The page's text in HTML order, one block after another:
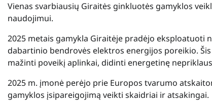
Vienas svarbiausių Giraitės ginkluotės gamyklos
naudojimui.
2025 metais gamykla Giraitėje pradėjo eksploatuoti
dabartinio bendrovės elektros energijos poreikio.
mažinti poveikį aplinkai, didinti energetinę
2025 m. įmonė perėjo prie Europos tvarumo
gamyklos įsipareigojimą veikti skaidriai ir atsakingai.